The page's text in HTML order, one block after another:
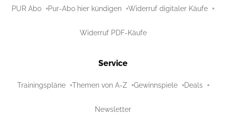
PUR Abo Pur-Abo hier kündigen Widerruf digitaler Käufe
Widerruf PDF-Käufe
Service
Trainingspläne Themen von A-Z Gewinnspiele Deals
Newsletter